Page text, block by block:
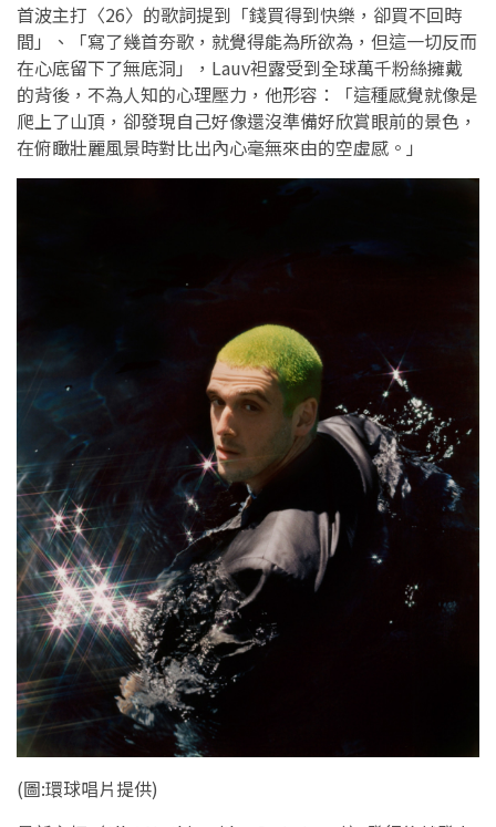
首波主打〈26〉的歌詞提到「錢買得到快樂，卻買不回時
間」、「寫了幾首夯歌，就覺得能為所欲為，但這一切反而
在心底留下了無底洞」，Lauv袒露受到全球萬千粉絲擁戴
的背後，不為人知的心理壓力，他形容：「這種感覺就像是
爬上了山頂，卻發現自己好像還沒準備好欣賞眼前的景色，
在俯瞰壯麗風景時對比出內心毫無來由的空虛感。」
(圖:環球唱片提供)